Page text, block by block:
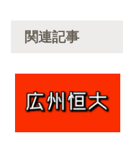
関連記事